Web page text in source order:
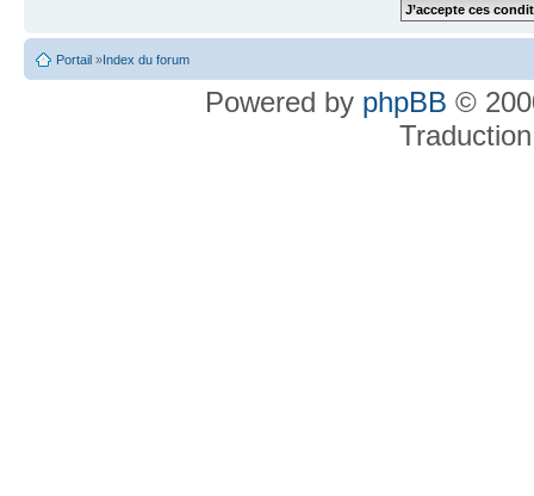
Portail »Index du forum
Powered by phpBB ©